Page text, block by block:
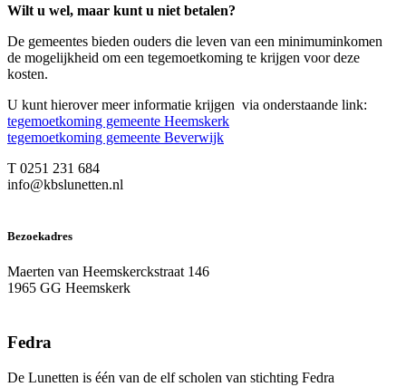
Wilt u wel, maar kunt u niet betalen?
De gemeentes bieden ouders die leven van een minimuminkomen
de mogelijkheid om een tegemoetkoming te krijgen voor deze
kosten.
U kunt hierover meer informatie krijgen via onderstaande link:
tegemoetkoming gemeente Heemskerk
tegemoetkoming gemeente Beverwijk
T 0251 231 684
info@kbslunetten.nl
Bezoekadres
Maerten van Heemskerckstraat 146
1965 GG Heemskerk
Fedra
De Lunetten is één van de elf scholen van stichting Fedra